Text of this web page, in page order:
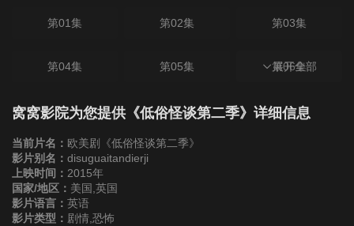
第01集 第02集 第03集
第04集 第05集 第06集
第07集 第08集 第09集
第10集
展开全部
窝窝影院为您提供《低俗怪谈第二季》详细信息
当前片名： 欧美剧《低俗怪谈第二季》
影片别名： disuguaitandierji
上映时间： 2015年
国家/地区： 美国,英国
影片语言： 英语
影片类型： 剧情,恐怖